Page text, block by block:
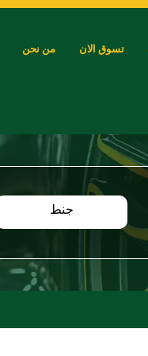
تسوق الان من نحن
جنط